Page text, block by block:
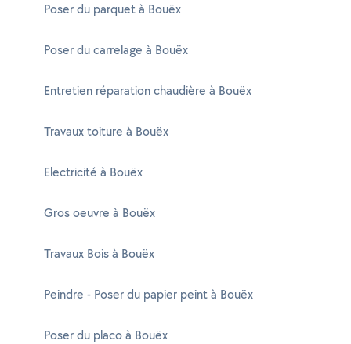
Poser du parquet à Bouëx
Poser du carrelage à Bouëx
Entretien réparation chaudière à Bouëx
Travaux toiture à Bouëx
Electricité à Bouëx
Gros oeuvre à Bouëx
Travaux Bois à Bouëx
Peindre - Poser du papier peint à Bouëx
Poser du placo à Bouëx